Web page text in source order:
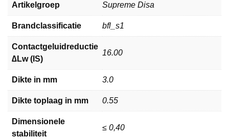
Artikelgroep Supreme Disa
Brandclassificatie bfl_s1
Contactgeluidreductie
∆Lw (IS)
16.00
Dikte in mm 3.0
Dikte toplaag in mm 0.55
Dimensionele
stabiliteit
≤ 0,40